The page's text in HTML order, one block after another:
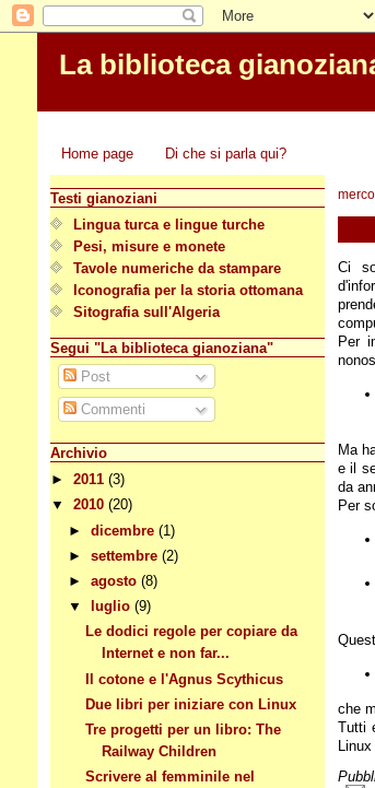
La biblioteca
Home page Di che si parla qui?
Testi gianoziani
Lingua turca e lingue turche
Pesi, misure e monete
Tavole numeriche da stampare
Iconografia per la storia ottomana
Sitografia sull'Algeria
Segui "La biblioteca gianoziana"
Post
Commenti
Archivio
►2011(3)
▼2010(20)
► dicembre (1)
► settembre (2)
► agosto (8)
▼
luglio (9)
Le dodici regole per copiare da
Internet e non far...
Il cotone e l'Agnus Scythicus
Due libri per iniziare con Linux
Tre progetti per un libro: The
Railway Children
Scrivere al femminile nel
Ci
Per
Ma
e il
da
Per
che
Tutti